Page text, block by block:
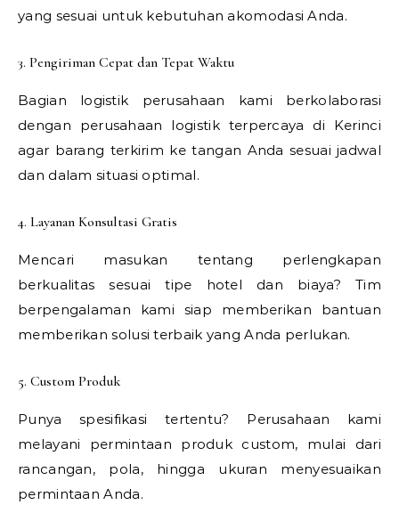
yang sesuai untuk kebutuhan akomodasi Anda.
3. Pengiriman Cepat dan Tepat Waktu
Bagian logistik perusahaan kami berkolaborasi
dengan perusahaan logistik terpercaya di Kerinci
agar barang terkirim ke tangan Anda sesuai jadwal
dan dalam situasi optimal.
4. Layanan Konsultasi Gratis
Mencari masukan tentang perlengkapan
berkualitas sesuai tipe hotel dan biaya? Tim
berpengalaman kami siap memberikan bantuan
memberikan solusi terbaik yang Anda perlukan.
5. Custom Produk
Punya spesifikasi tertentu? Perusahaan kami
melayani permintaan produk custom, mulai dari
rancangan, pola, hingga ukuran menyesuaikan
permintaan Anda.